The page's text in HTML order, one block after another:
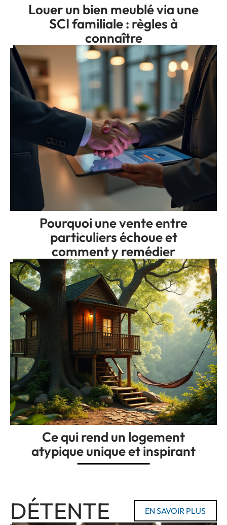
Louer un bien meublé via une
SCI familiale : règles à
connaître
Pourquoi une vente entre
particuliers échoue et
comment y remédier
Ce qui rend un logement
atypique unique et inspirant
DÉTENTE EN SAVOIR PLUS